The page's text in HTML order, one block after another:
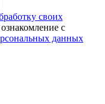
своих
с
данных